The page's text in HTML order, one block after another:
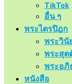
TikTok
อื่น ๆ
พระไตรปิฎก
พระวินั
พระสุต
พระอภิ
หนังสือ